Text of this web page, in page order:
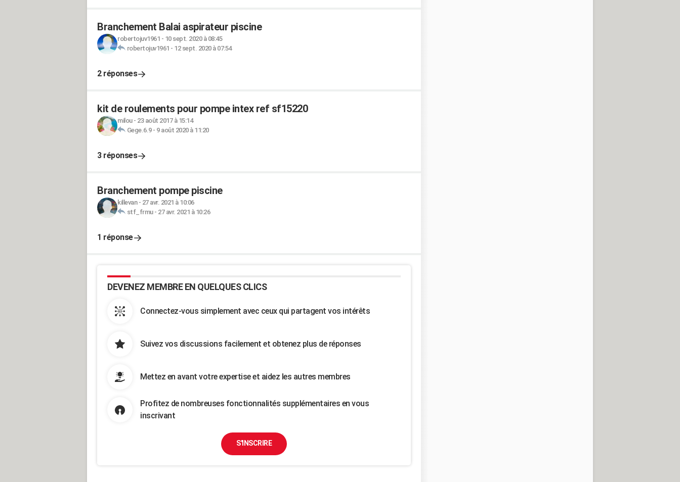
Branchement Balai aspirateur piscine
robertojuv1961 - 10 sept. 2020 à 08:45
robertojuv1961 - 12 sept. 2020 à 07:54
2 réponses
kit de roulements pour pompe intex ref sf15220
milou- 23 août 2017 à 15:14
Gege.6.9- 9 août 2020 à 11:20
3 réponses
Branchement pompe piscine
killevan- 27 avr. 2021 à 10:06
stf_frmu- 27 avr. 2021 à 10:26
1 réponse
DEVENEZ MEMBRE EN QUELQUES CLICS
Connectez-vous simplement avec ceux qui partagent vos intérêts
Suivez vos discussions facilement et obtenez plus de réponses
Mettez en avant votre expertise et aidez les autres membres
Profitez de nombreuses fonctionnalités supplémentaires en vous
inscrivant
S'INSCRIRE